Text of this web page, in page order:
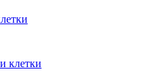
клетки